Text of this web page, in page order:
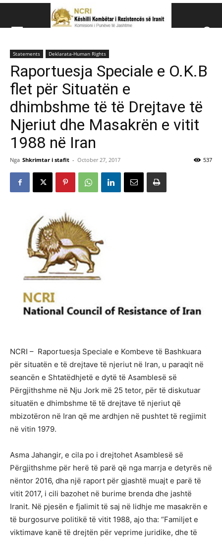
Këshillit Kombëtar të Rezistencës së Iranit (NCRI)
Statements Deklarata-Human Rights
Raportuesja Speciale e O.K.B
flet për Situatën e
dhimbshme të të Drejtave të
Njeriut dhe Masakrën e vitit
1988 në Iran
Nga Shkrimtar i stafit - October 27, 2017 537
NCRI – Raportuesja Speciale e Kombeve të Bashkuara
për situatën e të drejtave të njeriut në Iran, u paraqit në
seancën e Shtatëdhjetë e dytë të Asamblesë së
Përgjithshme në Nju Jork më 25 tetor, për të diskutuar
situatën e dhimbshme të të drejtave të njeriut që
mbizotëron në Iran që me ardhjen në pushtet të regjimit
në vitin 1979.
Asma Jahangir, e cila po i drejtohet Asamblesë së
Përgjithshme për herë të parë që nga marrja e detyrës në
nëntor 2016, dha një raport për gjashtë muajt e parë të
vitit 2017, i cili bazohet në burime brenda dhe jashtë
Iranit. Në pjesën e fjalimit të saj në lidhje me masakrën e
të burgosurve politikë të vitit 1988, ajo tha: “Familjet e
viktimave kanë të drejtën për veprime juridike, dhe të